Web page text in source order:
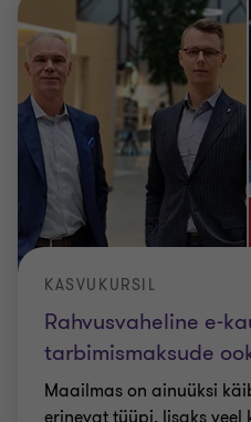
Rahvusvaheline e-
tarbimismaksude
KASVUKURSIL
Maailmas on ainuüksi